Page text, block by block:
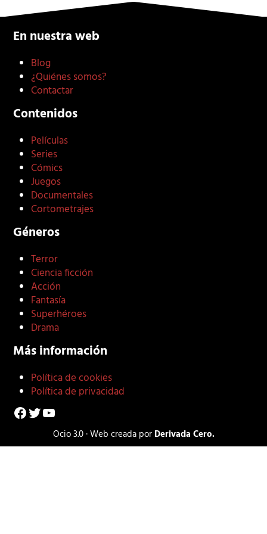
En nuestra web
Blog
¿Quiénes somos?
Contactar
Contenidos
Películas
Series
Cómics
Juegos
Documentales
Cortometrajes
Géneros
Terror
Ciencia ficción
Acción
Fantasía
Superhéroes
Drama
Más información
Política de cookies
Política de privacidad
Facebook
Twitter
YouTube
Ocio 3.0 · Web creada por Derivada Cero.